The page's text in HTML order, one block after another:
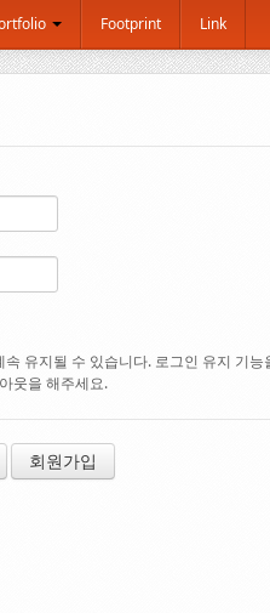
Footprint Link
유지될 수 있습니다. 로그인 유지 기
웃을 해주세요.
회원가입